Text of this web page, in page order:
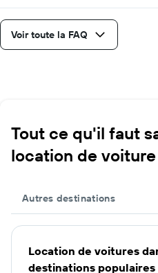
Voir toute la FAQ
Tout ce qu'il faut
location de voiture
Autres destinations
Location de voitures
destinations populaires